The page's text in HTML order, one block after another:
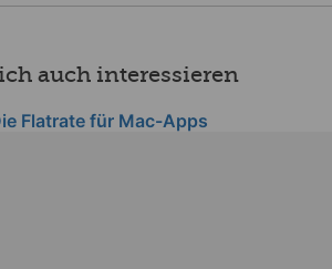
auch interessieren
Flatrate für Mac-Apps